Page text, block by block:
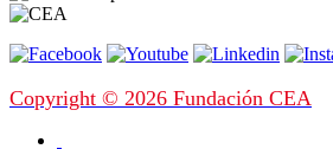
Copyright © 2026 Fundación CEA